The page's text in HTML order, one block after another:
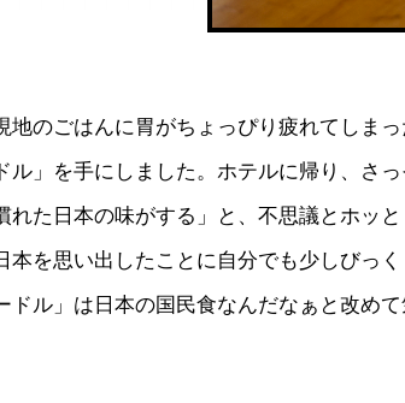
地のごはんに胃がちょっぴり疲れてしま
ル」を手にしました。ホテルに帰り、さ
れた日本の味がする」と、不思議とホッ
本を思い出したことに自分でも少しびっ
ドル」は日本の国民食なんだなぁと改め